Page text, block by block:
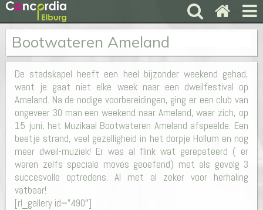
Bootwateren Ameland
De stadskapel heeft een heel bijzonder weekend gehad,
want je gaat niet elke week naar een dweilfestival op
Ameland. Na de nodige voorbereidingen, ging er een club van
ongeveer 30 man een weekend naar Ameland, waar zich, op
15 juni, het Muzikaal Bootwateren Ameland afspeelde. Een
beetje strand, veel gezelligheid in het dorpje Hollum en nog
meer dweil-muziek! Er was al flink wat gerepeteerd ( er
waren zelfs speciale moves geoefend) met als gevolg 3
succesvolle optredens. Al met al zeker voor herhaling
vatbaar!
[rl_gallery id=”490″]